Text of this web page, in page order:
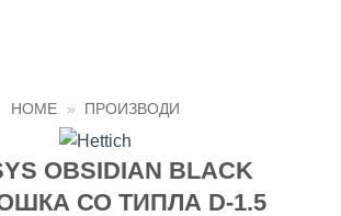
HOME » ПРОИЗВОДИ
ОBSIDIAN BLACK
СО ТИПЛА D-1.5